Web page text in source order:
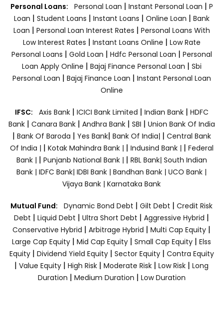
Personal Loans: Personal Loan | Instant Personal Loan | P
Loan | Student Loans | Instant Loans | Online Loan | Bank
Loan | Personal Loan Interest Rates | Personal Loans With
Low Interest Rates | Instant Loans Online | Low Rate
Personal Loans | Gold Loan | Hdfc Personal Loan | Personal
Loan Apply Online | Bajaj Finance Personal Loan | Sbi
Personal Loan | Bajaj Finance Loan | Instant Personal Loan
Online
IFSC: Axis Bank | ICICI Bank Limited | Indian Bank | HDFC
Bank| Canara Bank | Andhra Bank| SBI | Union Bank Of India
| Bank Of Baroda | Yes Bank| Bank Of India| | Central Bank
Of India | | Kotak Mahindra Bank | | Indusind Bank | | Federal
Bank | | Punjanb National Bank | | RBL Bank| South Indian
Bank | IDFC Bank| IDBI Bank | Bandhan Bank | UCO Bank |
Vijaya Bank | Karnataka Bank
Mutual Fund: Dynamic Bond Debt | Gilt Debt | Credit Risk
Debt | Liquid Debt | Ultra Short Debt | Aggressive Hybrid |
Conservative Hybrid | Arbitrage Hybrid | Multi Cap Equity |
Large Cap Equity | Mid Cap Equity | Small Cap Equity | Elss
Equity| Dividend Yield Equity| Sector Equity | Contra Equity
| Value Equity | High Risk | Moderate Risk | Low Risk | Long
Duration | Medium Duration | Low Duration